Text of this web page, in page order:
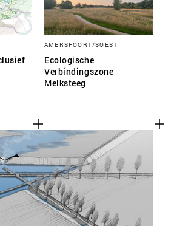
AMERSFOORT/SOEST
Ecologische
Verbindingszone
Melksteeg